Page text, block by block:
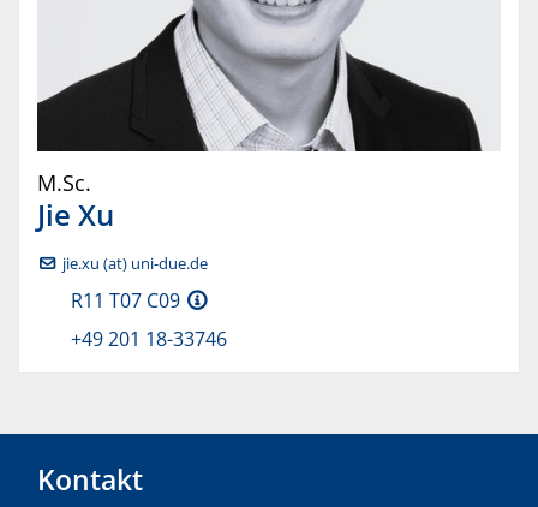
M.Sc.
Jie Xu
jie.xu (at) uni-due.de
R11 T07 C09
+49 201 18-33746
Kontakt